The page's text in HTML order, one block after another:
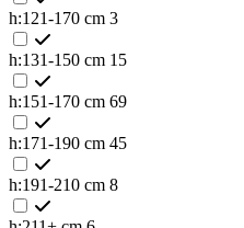
h:121-170 cm 3
h:131-150 cm 15
h:151-170 cm 69
h:171-190 cm 45
h:191-210 cm 8